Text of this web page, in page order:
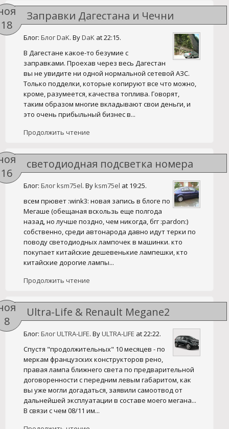
18
Заправки Дагестана и Чечни
Блог: Блог DaK. ByDaK at 22:15.
Продолжить чтение
В Дагестане какое-то безумие с
заправками. Проехав через весь Дагестан
вы не увидите ни одной нормальной сетевой АЗС.
Только подделки, которые копируют все что можно,
кроме, разумеется, качества топлива. Говорят,
таким образом многие вкладывают свои деньги, и
это очень прибыльный бизнес в...
16
светодиодная подсветка номера
Блог: Блог ksm75el. Byksm75el at 19:25.
Продолжить чтение
всем прювет :wink3: новая запись в блоге по
Мегаше (обещаная вскользь еще полгода
назад, но лучше поздно, чем никогда, бгг :pardon:)
собственно, среди автонарода давно идут терки по
поводу светодиодных лампочек в машинки. кто
покупает китайские дешевенькие лампешки, кто
китайские дорогие лампы...
8
Ultra-Life & Renault Megane2
Блог: Блог ULTRA-LIFE. ByULTRA-LIFE at 22:22.
Спустя "продолжительных" 10 месяцев - по
меркам французских конструкторов рено,
правая лампа ближнего света по предварительной
договоренности с передним левым габаритом, как
вы уже могли догадаться, заявили самоотвод от
дальнейшей эксплуатации в составе моего мегана...
В связи с чем 08/11 им...